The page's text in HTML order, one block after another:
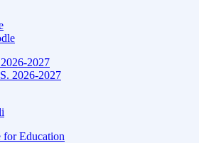
2027
for Education